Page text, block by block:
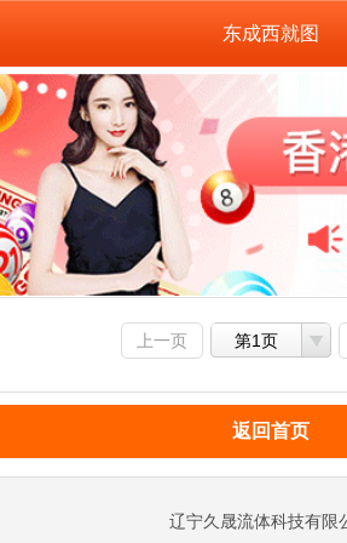
东成西就图
上一页 第1页
返回首页
辽宁久晟流体科技有限